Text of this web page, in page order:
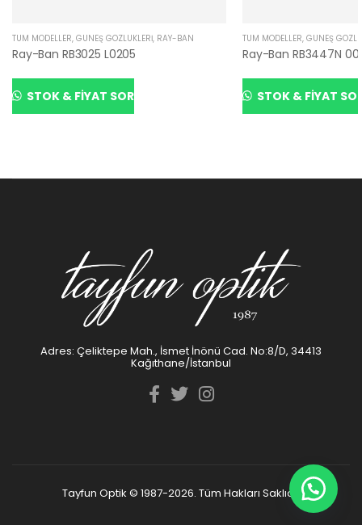
TÜM MODELLER, GÜNEŞ GÖZLÜKLERI, RAY-BAN
Ray-Ban RB3025 L0205
STOK & FIYAT SOR
TÜM MODELLER, GÜNEŞ
Ray-Ban RB3447N
STOK & FIYAT
Adres: Çeliktepe Mah., İsmet İnönü Cad. No:8/D, 34413
Kağıthane/İstanbul
Tayfun Optik © 1987-2026. Tüm Hakları Saklıdır